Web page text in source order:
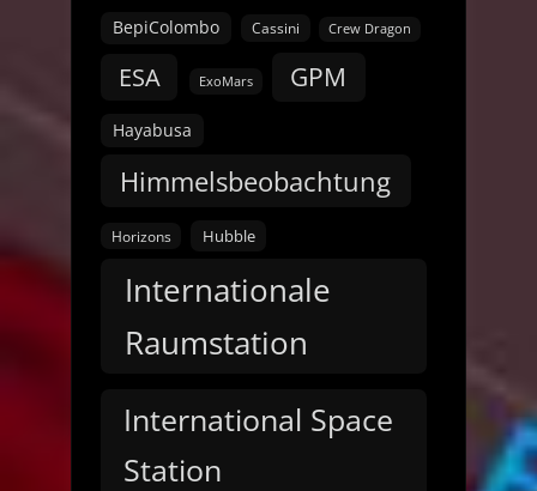
BepiColombo Cassini Crew Dragon
ESA ExoMars GPM
Hayabusa
Himmelsbeobachtung
Horizons Hubble
Internationale
Raumstation
International Space
Station